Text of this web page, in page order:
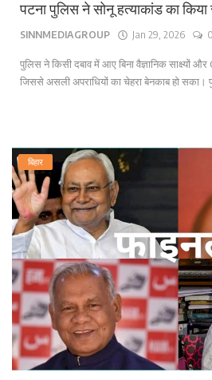
पटना पुलिस ने सोनू हत्याकांड का
SINNMEDIAGROUP Jan 29, 2026 0
पुलिस ने किसी दबाव में आए बिना वैज्ञानिक साक्ष्यों
जिससे असली अपराधियों का चेहरा बेनकाब हो सका।
बिहार